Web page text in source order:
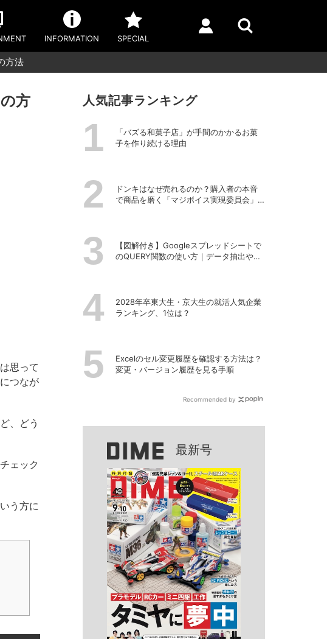
INFORMATION SPECIAL
方法
方
思って
つなが
、どう
ェック
う方に
人気記事ランキング
「バズる和菓子店」が手間のかかるお菓
子を作り続ける理由
ドンキはなぜ売れるのか？購入者の本音
で商品を磨く「マジボイス実現委員会」
【図解付き】Googleスプレッドシートで
のQUERY関数の使い方｜データ抽出や並
2028年卒東大生・京大生の就活人気企業
ランキング、1位は？
Excelのセル変更履歴を確認する方法は？
変更・バージョン履歴を見る手順
Recommended by
最新号